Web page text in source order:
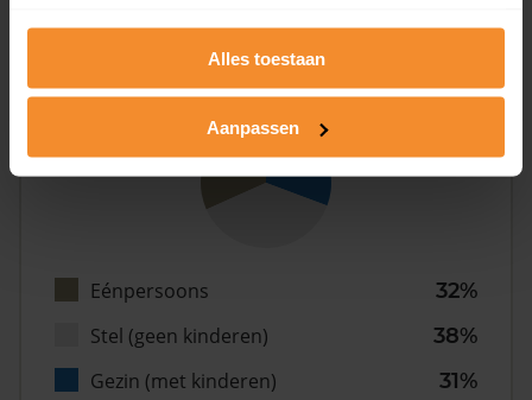
Alles toestaan
Aanpassen
Type huishoudens
Eénpersoons
32%
Stel (geen kinderen)
38%
Gezin (met kinderen)
31%